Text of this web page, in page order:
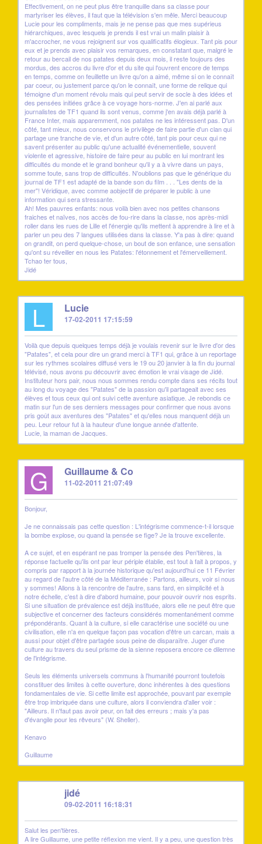
Effectivement, on ne peut plus être tranquille dans sa classe pour
martyriser les élèves, il faut que la télévision s'en mêle. Merci beaucoup
Lucie pour les compliments, mais je ne pense pas que mes supérieus
hiérarchiques, avec lesquels je prends il est vrai un malin plaisir à
m'accrocher, ne vous rejoignent sur vos qualificatifs élogieux. Tant pis pour
eux et je prends avec plaisir vos remarques, en constatant que, malgré le
retour au bercail de nos patates depuis deux mois, il reste toujours des
mordus, des accros du livre d'or et du site qui l'ouvrent encore de temps
en temps, comme on feuillette un livre qu'on a aimé, même si on le connaît
par coeur, ou justement parce qu'on le connaît, une forme de relique qui
témoigne d'un moment révolu mais qui peut servir de socle à des idées et
des pensées initiées grâce à ce voyage hors-norme. J'en ai parlé aux
journalistes de TF1 quand ils sont venus, comme j'en avais déjà parlé à
France Inter, mais apparemment, nos patates ne les intéressent pas. D'un
côté, tant mieux, nous conservons le privilège de faire partie d'un clan qui
partage une tranche de vie, et d'un autre côté, tant pis pour ceux qui ne
savent présenter au public qu'une actualité événementielle, souvent
violente et agressive, histoire de faire peur au public en lui montrant les
difficultés du monde et le grand bonheur qu'il y a à vivre dans un pays,
somme toute, sans trop de difficultés. N'oublions pas que le générique du
journal de TF1 est adapté de la bande son du film . . . "Les dents de la
mer"! Véridique, avec comme aobjectif de préparer le public à une
information qui sera stressante.
Ah! Mes pauvres enfants: nous voilà bien avec nos petites chansons
fraiches et naïves, nos accès de fou-rire dans la classe, nos après-midi
roller dans les rues de Lille et l'énergie qu'ils mettent à apprendre à lire et à
parler un peu des 7 langues utilisées dans la classe. Y'a pas à dire: quand
on grandit, on perd quelque-chose, un bout de son enfance, une sensation
qu'ont su réveiller en nous les Patates: l'étonnement et l'émerveillement.
Tchao ter tous,
Jidé
L Lucie
17-02-2011 17:15:59
Voilà que depuis quelques temps déjà je voulais revenir sur le livre d'or des
"Patates", et cela pour dire un grand merci à TF1 qui, grâce à un reportage
sur les rythmes scolaires diffusé vers le 19 ou 20 janvier à la fin du journal
télévisé, nous avons pu découvrir avec émotion le vrai visage de Jidé.
Instituteur hors pair, nous nous sommes rendu compte dans ses récits tout
au long du voyage des "Patates" de la passion qu'il partageait avec ses
élèves et tous ceux qui ont suivi cette aventure asiatique. Je rebondis ce
matin sur l'un de ses derniers messages pour confirmer que nous avons
pris goût aux aventures des "Patates" et qu'elles nous manquent déjà un
peu. Leur retour fut à la hauteur d'une longue année d'attente.
Lucie, la maman de Jacques.
G Guillaume & Co
11-02-2011 21:07:49
Bonjour,
Je ne connaissais pas cette question : L'intégrisme commence-t-il lorsque
la bombe explose, ou quand la pensée se fige? Je la trouve excellente.
A ce sujet, et en espérant ne pas tromper la pensée des Pen'tières, la
réponse factuelle qu'ils ont par leur périple établie, est tout à fait à propos, y
compris par rapport à la journée historique qu'est aujourd'hui ce 11 Février
au regard de l'autre côté de la Méditerranée : Partons, ailleurs, voir si nous
y sommes! Allons à la rencontre de l'autre, sans fard, en simplicité et à
notre échelle, c'est à dire d'abord humaine, pour pouvoir ouvrir nos esprits.
Si une situation de prévalence est déjà instituée, alors elle ne peut être que
subjective et concerner des facteurs considérés momentanément comme
prépondérants. Quant à la culture, si elle caractérise une société ou une
civilisation, elle n'a en quelque façon pas vocation d'être un carcan, mais a
aussi pour objet d'être partagée sous peine de disparaître. Juger d'une
culture au travers du seul prisme de la sienne reposera encore ce dilemne
de l'intégrisme.
Seuls les éléments universels communs à l'humanité pourront toutefois
constituer des limites à cette ouverture, donc inhérentes à des questions
fondamentales de vie. Si cette limite est approchée, pouvant par exemple
être trop imbriquée dans une culture, alors il conviendra d'aller voir :
"Ailleurs. Il n'faut pas avoir peur, on fait des erreurs ; mais y'a pas
d'évangile pour les rêveurs" (W. Sheller).
Kenavo
Guillaume
jidé
09-02-2011 16:18:31
Salut les pen'tières.
A lire Guillaume, une petite réflexion me vient. Il y a peu, une question très